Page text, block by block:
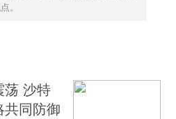
。
荡 沙特
共同防御